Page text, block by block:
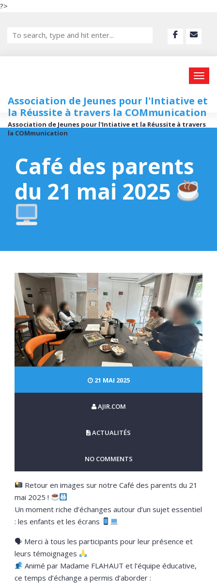
?>
Association de Jeunes pour l'Intiative et
la Réussite à travers la COMmunication
Association de Jeunes pour l'Intiative et la Réussite à travers
la COMmunication
Café des parents
du 21 mai 2025
21 MAI 2025
AJIR.COM
ACTUALITÉS
NO COMMENTS
Retour en images sur notre Café des parents du 21
mai 2025 !
Un moment riche d’échanges autour d’un sujet essentiel
: les enfants et les écrans
🗣 Merci à tous les participants pour leur présence et
leurs témoignages
Animé par Madame FLAHAUT et l’équipe éducative,
ce temps d’échange a permis d’aborder :